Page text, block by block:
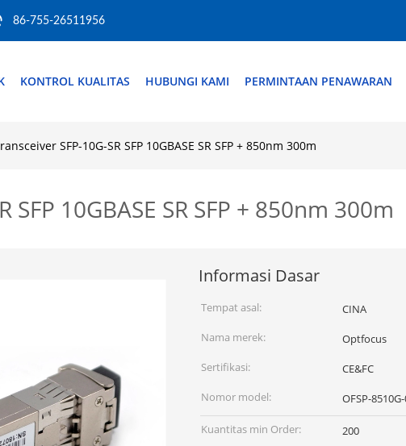
86-755-26511956
KONTROL KUALITAS HUBUNGI KAMI PERMINTAAN PENAWARAN
SFP-10G-SR SFP 10GBASE SR SFP + 850nm 300m
10GBASE SR SFP + 850nm 300m
Informasi Dasar
Tempat asal:
CINA
Nama merek:
Optfocus
Sertifikasi:
CE&FC
Nomor model:
OFSP-
Kuantitas min Order:
200